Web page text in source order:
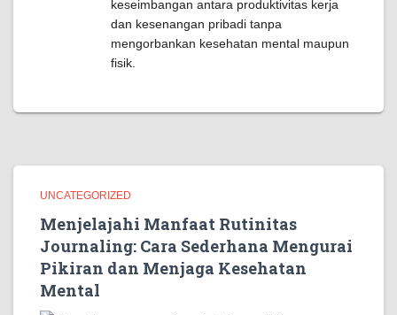
keseimbangan antara produktivitas kerja
dan kesenangan pribadi tanpa
mengorbankan kesehatan mental maupun
fisik.
UNCATEGORIZED
Menjelajahi Manfaat Rutinitas
Journaling: Cara Sederhana Mengurai
Pikiran dan Menjaga Kesehatan
Mental